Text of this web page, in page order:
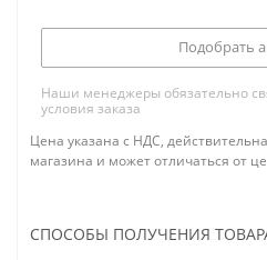
Подобрать
Наши менеджеры обязательно
условия заказа
Цена указана с НДС,
магазина и может отличаться от
СПОСОБЫ ПОЛУЧЕНИЯ